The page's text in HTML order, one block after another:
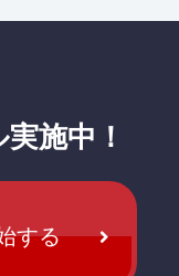
施中！
する